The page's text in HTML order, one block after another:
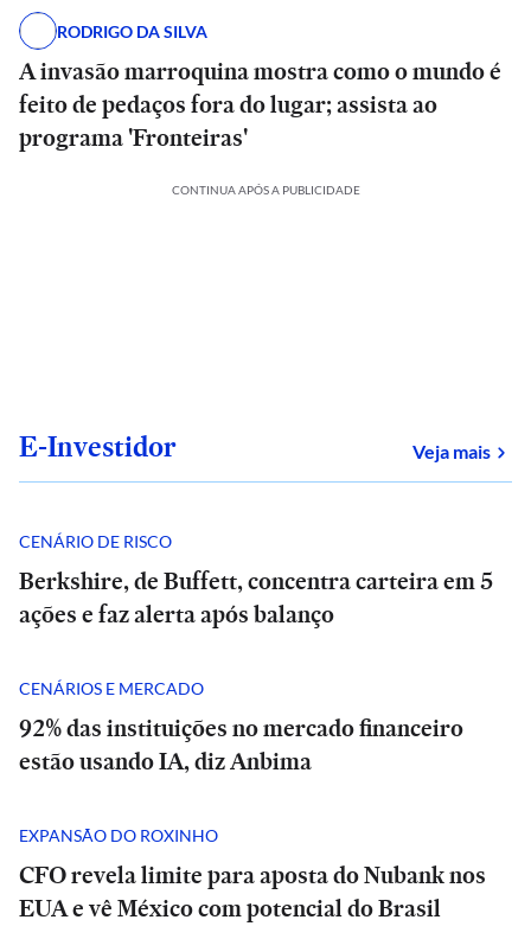
RODRIGO DA SILVA
A invasão marroquina mostra como o mundo é
feito de pedaços fora do lugar; assista ao
programa 'Fronteiras'
CONTINUA APÓS A PUBLICIDADE
E-Investidor Veja mais
CENÁRIO DE RISCO
Berkshire, de Buffett, concentra carteira em 5
ações e faz alerta após balanço
CENÁRIOS E MERCADO
92% das instituições no mercado financeiro
estão usando IA, diz Anbima
EXPANSÃO DO ROXINHO
CFO revela limite para aposta do Nubank nos
EUA e vê México com potencial do Brasil